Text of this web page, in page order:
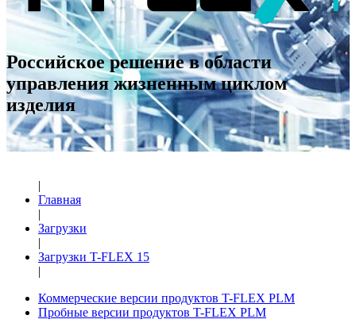
Российское решение в области
управления жизненным циклом
изделия
|
Главная
|
Загрузки
|
Загрузки T-FLEX 15
|
Коммерческие версии продуктов T-FLEX PLM
Пробные версии продуктов T-FLEX PLM